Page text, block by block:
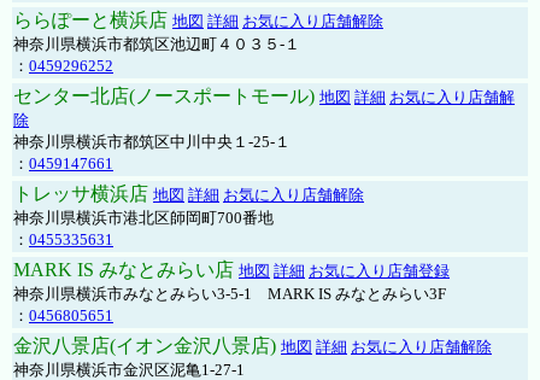
ららぽーと横浜店 地図 詳細 お気に入り店舗解除
神奈川県横浜市都筑区池辺町４０３５-１
： 0459296252
センター北店(ノースポートモール) 地図 詳細 お気に入り店舗解
除
神奈川県横浜市都筑区中川中央１-25-１
： 0459147661
トレッサ横浜店 地図 詳細 お気に入り店舗解除
神奈川県横浜市港北区師岡町700番地
： 0455335631
MARK IS みなとみらい店 地図 詳細 お気に入り店舗登録
神奈川県横浜市みなとみらい3-5-1 MARK IS みなとみらい3F
： 0456805651
金沢八景店(イオン金沢八景店) 地図 詳細 お気に入り店舗解除
神奈川県横浜市金沢区泥亀1-27-1